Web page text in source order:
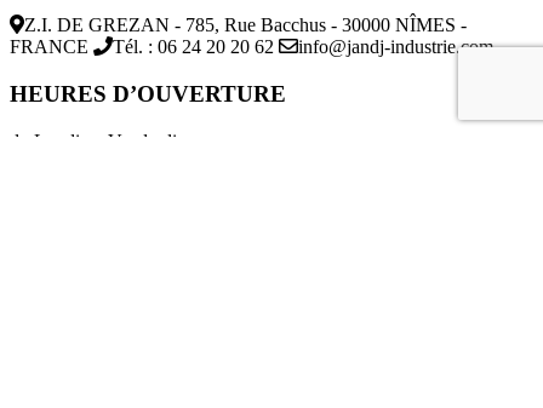
Z.I. DE GREZAN - 785, Rue Bacchus - 30000 NÎMES -
FRANCE
Tél. : 06 24 20 20 62 info@jandj-industrie.com
HEURES D’OUVERTURE
du Lundi au Vendredi :